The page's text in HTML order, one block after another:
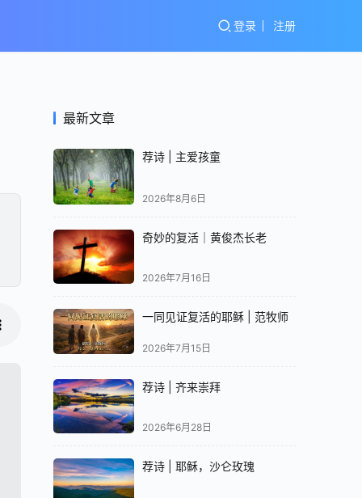
登录 注册
最新文章
荐诗 | 主爱孩童
2026年8月6日
奇妙的复活｜黄俊杰长老
2026年7月16日
一同见证复活的耶稣 | 范牧师
2026年7月15日
荐诗 | 齐来崇拜
2026年6月28日
荐诗 | 耶稣，沙仑玫瑰